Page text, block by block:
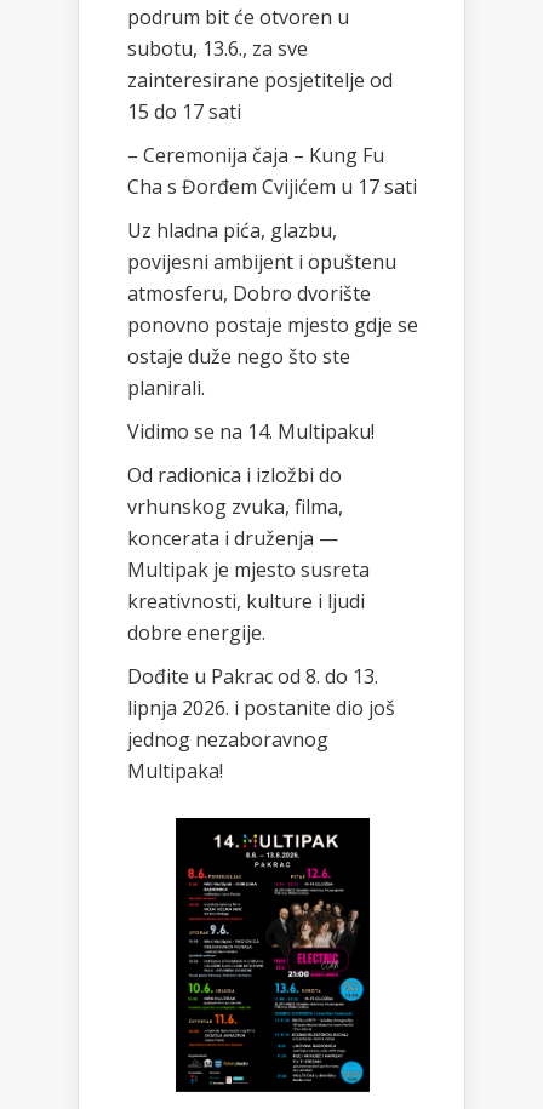
podrum bit će otvoren u
subotu, 13.6., za sve
zainteresirane posjetitelje od
15 do 17 sati
– Ceremonija čaja – Kung Fu
Cha s Đorđem Cvijićem u 17 sati
Uz hladna pića, glazbu,
povijesni ambijent i opuštenu
atmosferu, Dobro dvorište
ponovno postaje mjesto gdje se
ostaje duže nego što ste
planirali.
Vidimo se na 14. Multipaku!
Od radionica i izložbi do
vrhunskog zvuka, filma,
koncerata i druženja —
Multipak je mjesto susreta
kreativnosti, kulture i ljudi
dobre energije.
Dođite u Pakrac od 8. do 13.
lipnja 2026. i postanite dio još
jednog nezaboravnog
Multipaka!